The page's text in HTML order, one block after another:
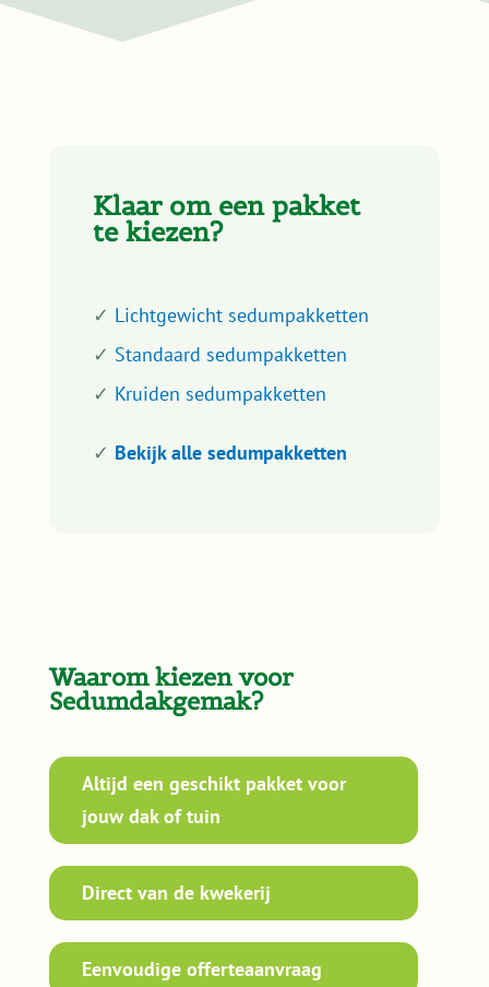
Klaar om een pakket
te kiezen?
✓ Lichtgewicht sedumpakketten
✓ Standaard sedumpakketten
✓ Kruiden sedumpakketten
✓ Bekijk alle sedumpakketten
Waarom kiezen voor
Sedumdakgemak?
Altijd een geschikt pakket voor
jouw dak of tuin
Direct van de kwekerij
Eenvoudige offerteaanvraag